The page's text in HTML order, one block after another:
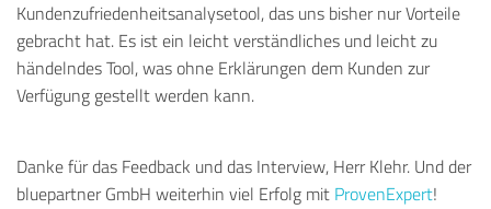
Kundenzufriedenheitsanalysetool, das uns bisher nur Vorteile
gebracht hat. Es ist ein leicht verständliches und leicht zu
händelndes Tool, was ohne Erklärungen dem Kunden zur
Verfügung gestellt werden kann.
Danke für das Feedback und das Interview, Herr Klehr. Und der
bluepartner GmbH weiterhin viel Erfolg mit ProvenExpert!